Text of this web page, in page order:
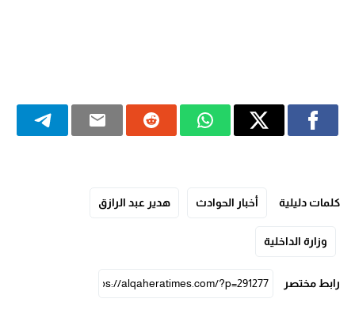
كلمات دليلية أخبار الحوادث هدير عبد الرازق
وزارة الداخلية
رابط مختصر